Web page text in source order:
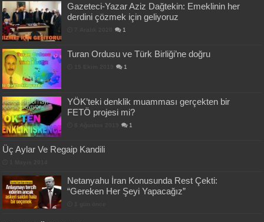
Gazeteci-Yazar Aziz Dağtekin: Emeklinin her
derdini çözmek için geliyoruz
1
Turan Ordusu ve Türk Birliği’ne doğru
1
YÖK’teki denklik muamması gerçekten bir
FETÖ projesi mi?
1
Üç Aylar Ve Regaip Kandili
Netanyahu İran Konusunda Rest Çekti:
“Gereken Her Şeyi Yapacağız”